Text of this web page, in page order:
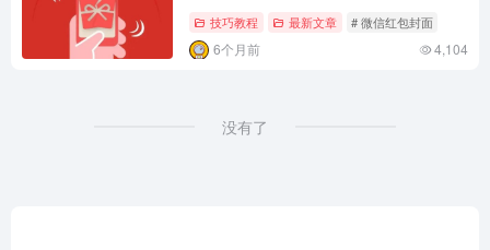
技巧教程 最新文章 # 微信红包封面
6个月前 4,104
没有了